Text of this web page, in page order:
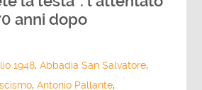
anni dopo
1948,Abbadia San Salvatore,
,Antonio Pallante,